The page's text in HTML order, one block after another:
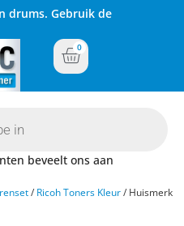
drums. Gebruik de
0
beveelt ons aan
/ Ricoh Toners Kleur/ Huismerk